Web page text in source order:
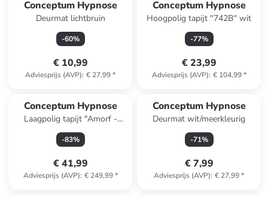
Conceptum Hypnose
Deurmat lichtbruin
-60%
€ 10,99
Adviesprijs (AVP): € 27,99*
Conceptum Hypnose
Hoogpolig tapijt ''742B'' wit
-77%
€ 23,99
Adviesprijs (AVP): € 104,99*
Conceptum Hypnose
Laagpolig tapijt "Amorf -
Ar004" beige
-83%
€ 41,99
Adviesprijs (AVP): € 249,99*
Conceptum Hypnose
Deurmat wit/meerkleurig
-71%
€ 7,99
Adviesprijs (AVP): € 27,99*